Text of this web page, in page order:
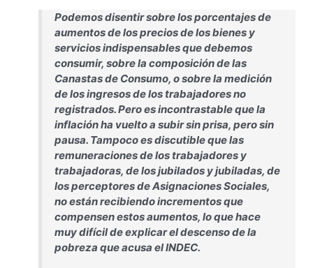
Podemos disentir sobre los porcentajes de
aumentos de los precios de los bienes y
servicios indispensables que debemos
consumir, sobre la composición de las
Canastas de Consumo, o sobre la medición
de los ingresos de los trabajadores no
registrados. Pero es incontrastable que la
inflación ha vuelto a subir sin prisa, pero sin
pausa. Tampoco es discutible que las
remuneraciones de los trabajadores y
trabajadoras, de los jubilados y jubiladas, de
los perceptores de Asignaciones Sociales,
no están recibiendo incrementos que
compensen estos aumentos, lo que hace
muy difícil de explicar el descenso de la
pobreza que acusa el INDEC.